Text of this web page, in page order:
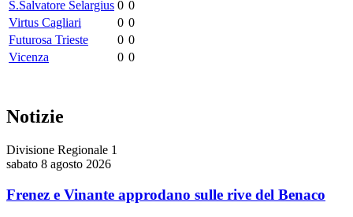
S.Salvatore Selargius 0 0
Virtus Cagliari
0 0
Futurosa Trieste
0 0
Vicenza
0 0
Notizie
Divisione Regionale 1
sabato 8 agosto 2026
Frenez e Vinante approdano sulle rive del Benaco